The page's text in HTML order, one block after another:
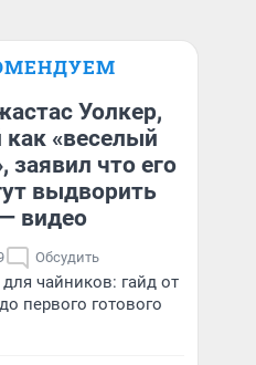
Уолкер,
«веселый
заявил что его
выдворить
видео
Обсудить
чайников: гайд от
первого готового